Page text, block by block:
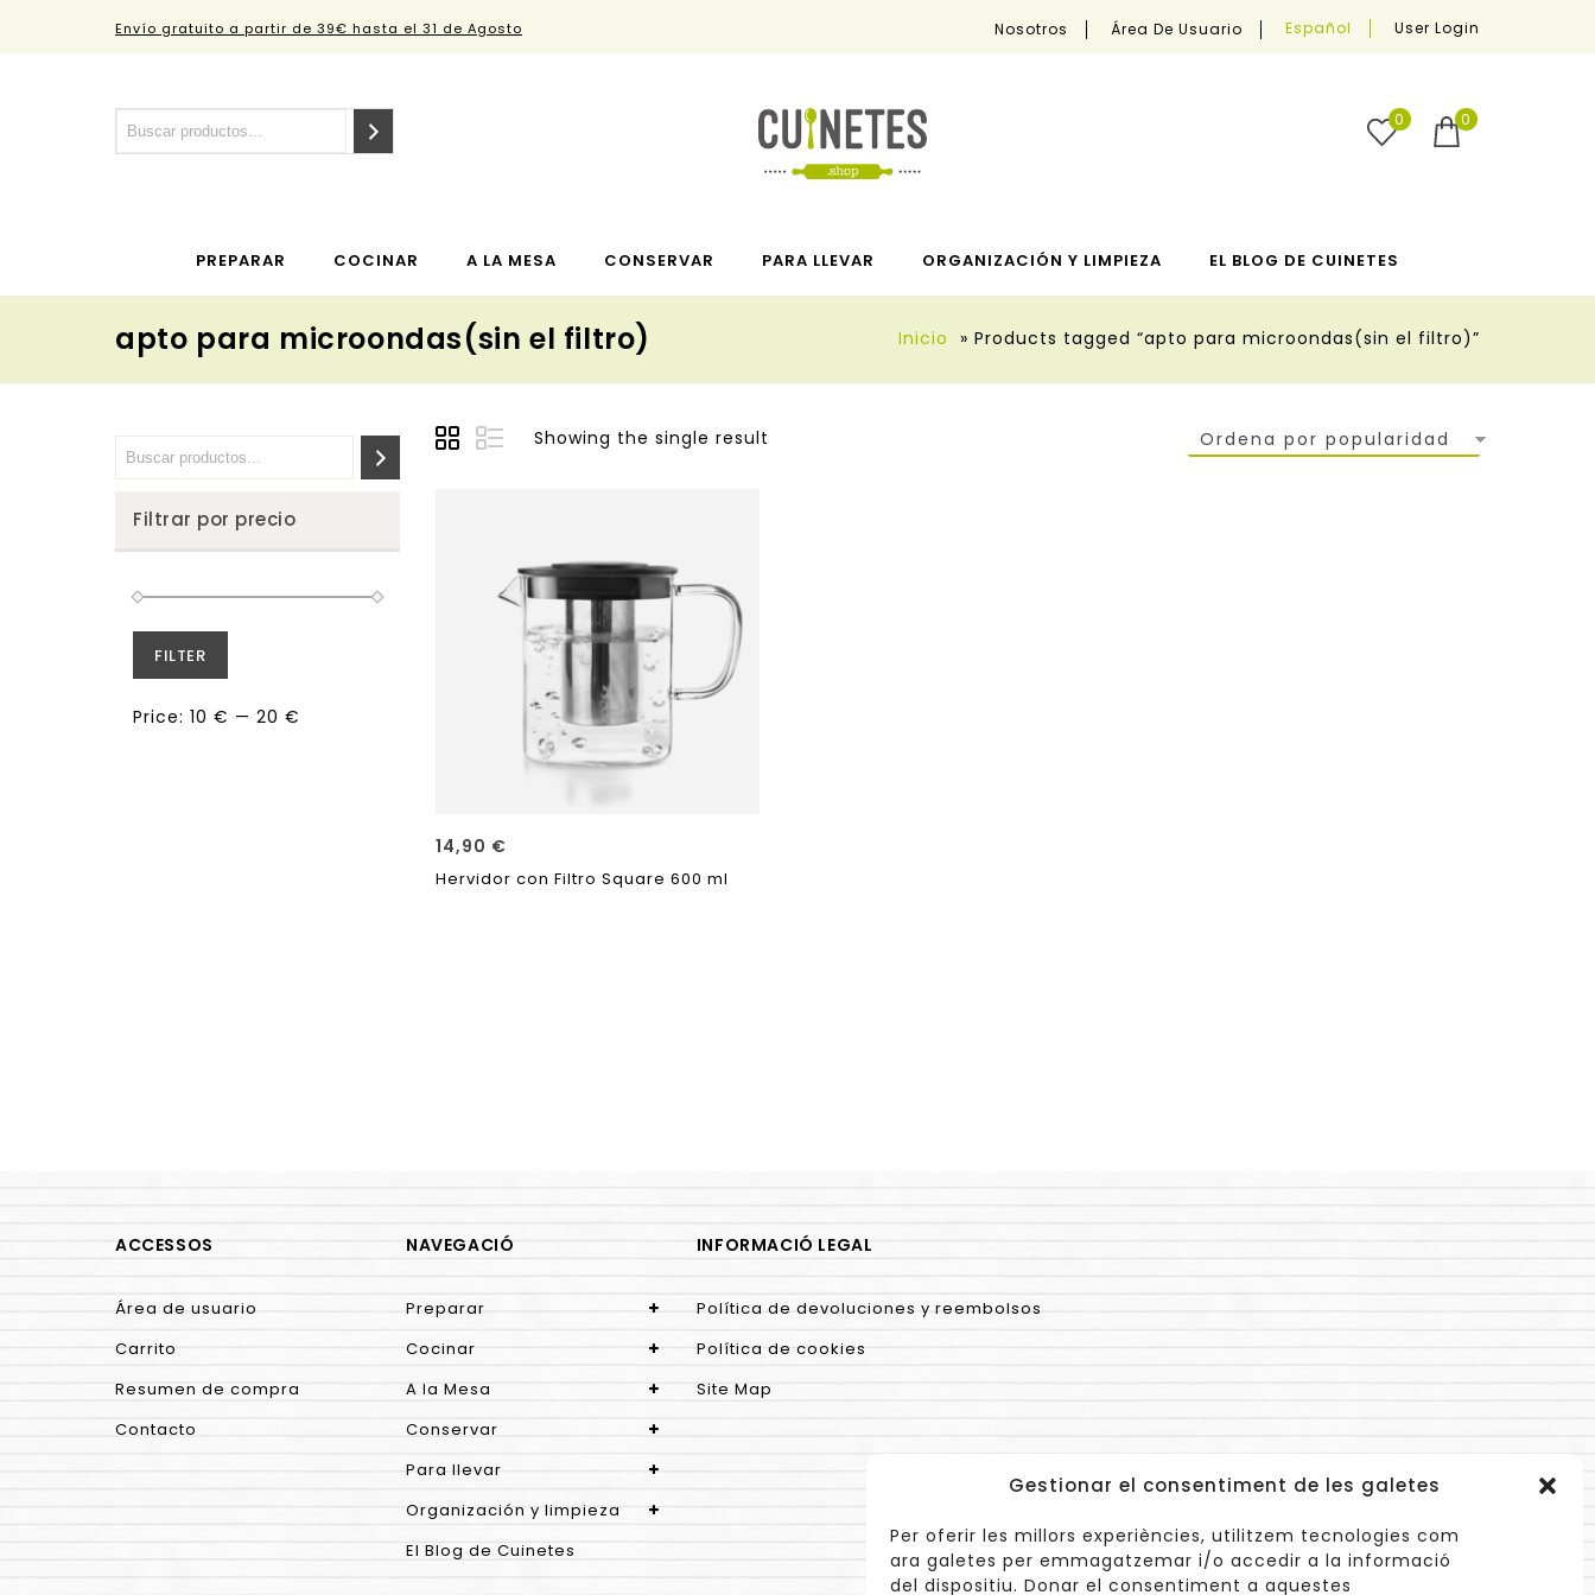
Gestionar el consentiment de les galetes
Per oferir les millors experiències, utilitzem tecnologies com
ara galetes per emmagatzemar i/o accedir a la informació
del dispositiu. Donar el consentiment a aquestes
Envío gratuito a partir de 39€ hasta el 31 de Agosto Nosotros Área De Usuario Español User Login
0
0
PREPARAR COCINAR A LA MESA CONSERVAR PARA LLEVAR ORGANIZACIÓN Y LIMPIEZA EL BLOG DE CUINETES
apto para microondas(sin el filtro) Inicio » Products tagged “apto para microondas(sin el filtro)”
Showing the single result Ordena por popularidad
14,90 €
Hervidor con Filtro Square 600 ml
Filtrar por precio
FILTER
Price: 10 € — 20 €
ACCESSOS
Área de usuario
Carrito
Resumen de compra
Contacto
NAVEGACIÓ
Preparar
Cocinar
A la Mesa
Conservar
Para llevar
Organización y limpieza
El Blog de Cuinetes
INFORMACIÓ LEGAL
Política de devoluciones y reembolsos
Política de cookies
Site Map